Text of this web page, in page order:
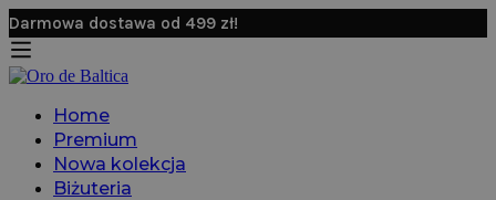
Darmowa dostawa od 499 zł!
Home
Premium
Nowa kolekcja
Biżuteria